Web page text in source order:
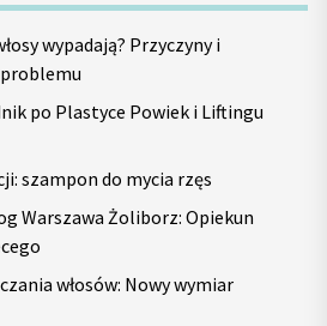
wypadają? Przyczyny i
po Plastyce Powiek i Liftingu
szampon do mycia rzęs
Warszawa Żoliborz: Opiekun
włosów: Nowy wymiar